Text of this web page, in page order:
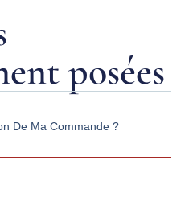
posées
De Ma Commande ?